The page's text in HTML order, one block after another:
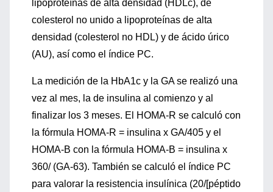
lipoproteínas de alta densidad (HDLc), de
colesterol no unido a lipoproteínas de alta
densidad (colesterol no HDL) y de ácido úrico
(AU), así como el índice PC.
La medición de la HbA1c y la GA se realizó una
vez al mes, la de insulina al comienzo y al
finalizar los 3 meses. El HOMA-R se calculó con
la fórmula HOMA-R = insulina x GA/405 y el
HOMA-B con la fórmula HOMA-B = insulina x
360/ (GA-63). También se calculó el índice PC
para valorar la resistencia insulínica (20/[péptido